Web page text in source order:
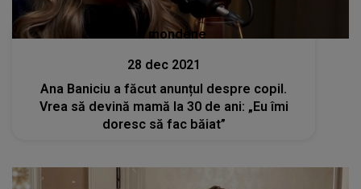
Stiri mondene
28 dec 2021
Ana Baniciu a făcut anunțul despre copil.
Vrea să devină mamă la 30 de ani: „Eu îmi
doresc să fac băiat”